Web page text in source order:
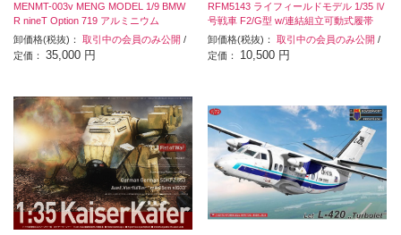
MENMT-003v MENG MODEL 1/9 BMW
R nineT Option 719 アルミニウム
卸価格(税抜)： 取引中の会員のみ公開 /
定価： 35,000 円
RFM5143 ライフィールドモデル 1/35 Ⅳ
号戦車 F2/G型 w/連結組立可動式履帯
卸価格(税抜)：取引中の会員のみ公開 /
定価： 10,500 円